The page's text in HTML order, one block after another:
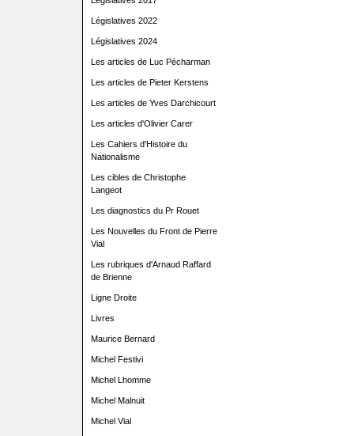
Législatives 2022
Législatives 2024
Les articles de Luc Pécharman
Les articles de Pieter Kerstens
Les articles de Yves Darchicourt
Les articles d'Olivier Carer
Les Cahiers d'Histoire du
Nationalisme
Les cibles de Christophe
Langeot
Les diagnostics du Pr Rouet
Les Nouvelles du Front de Pierre
Vial
Les rubriques d'Arnaud Raffard
de Brienne
Ligne Droite
Livres
Maurice Bernard
Michel Festivi
Michel Lhomme
Michel Malnuit
Michel Vial